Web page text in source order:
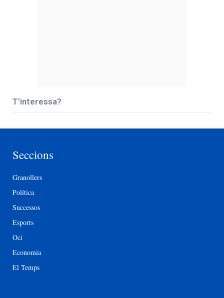
T’interessa?
Seccions
Granollers
Política
Successos
Esports
Oci
Economia
El Temps